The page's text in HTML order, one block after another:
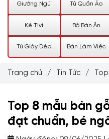
Giường Ngủ Tủ Quần Áo
Kệ Tivi Bộ Bàn Ăn
Tủ Giày Dép Bàn Làm Việc
Trang chủ / Tin Tức /
Top 8 mẫu bàn
đạt chuẩn, bé